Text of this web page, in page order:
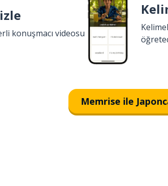
konuşmacı videosu
Memrise ile